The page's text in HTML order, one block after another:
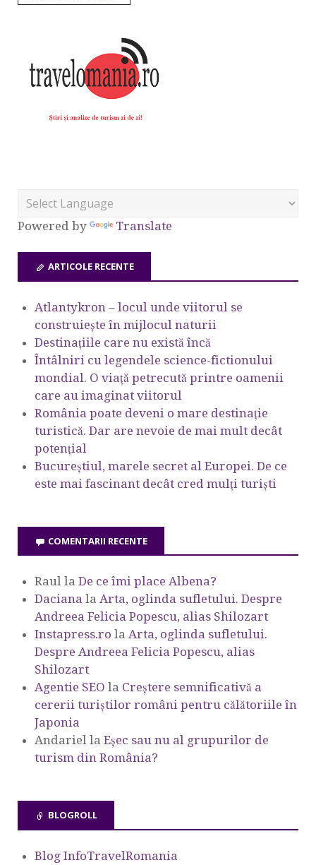
Powered by Translate
ARTICOLE RECENTE
Atlantykron – locul unde viitorul se
construiește în mijlocul naturii
Destinațiile care nu există încă
Întâlniri cu legendele science-fictionului
mondial. O viață petrecută printre oamenii
care au imaginat viitorul
România poate deveni o mare destinație
turistică. Dar are nevoie de mai mult decât
potențial
Bucureștiul, marele secret al Europei. De ce
este mai fascinant decât cred mulți turiști
COMENTARII RECENTE
Raul la De ce îmi place Albena?
Daciana la Arta, oglinda sufletului. Despre
Andreea Felicia Popescu, alias Shilozart
Instapress.ro la Arta, oglinda sufletului.
Despre Andreea Felicia Popescu, alias
Shilozart
Agentie SEO la Creștere semnificativă a
cererii turiștilor români pentru călătoriile în
Japonia
Andariel la Eşec sau nu al grupurilor de
turism din România?
BLOGROLL
Blog InfoTravelRomania